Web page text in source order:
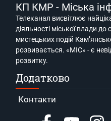
КП КМР - Міська
Телеканал висвітлює
діяльності міської влади
мистецьких подій
розвивається. «МІС» - є
розвитку.
Додатково
Контакти